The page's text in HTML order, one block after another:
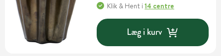
Klik & Hent i14 centre
Læg i kurv